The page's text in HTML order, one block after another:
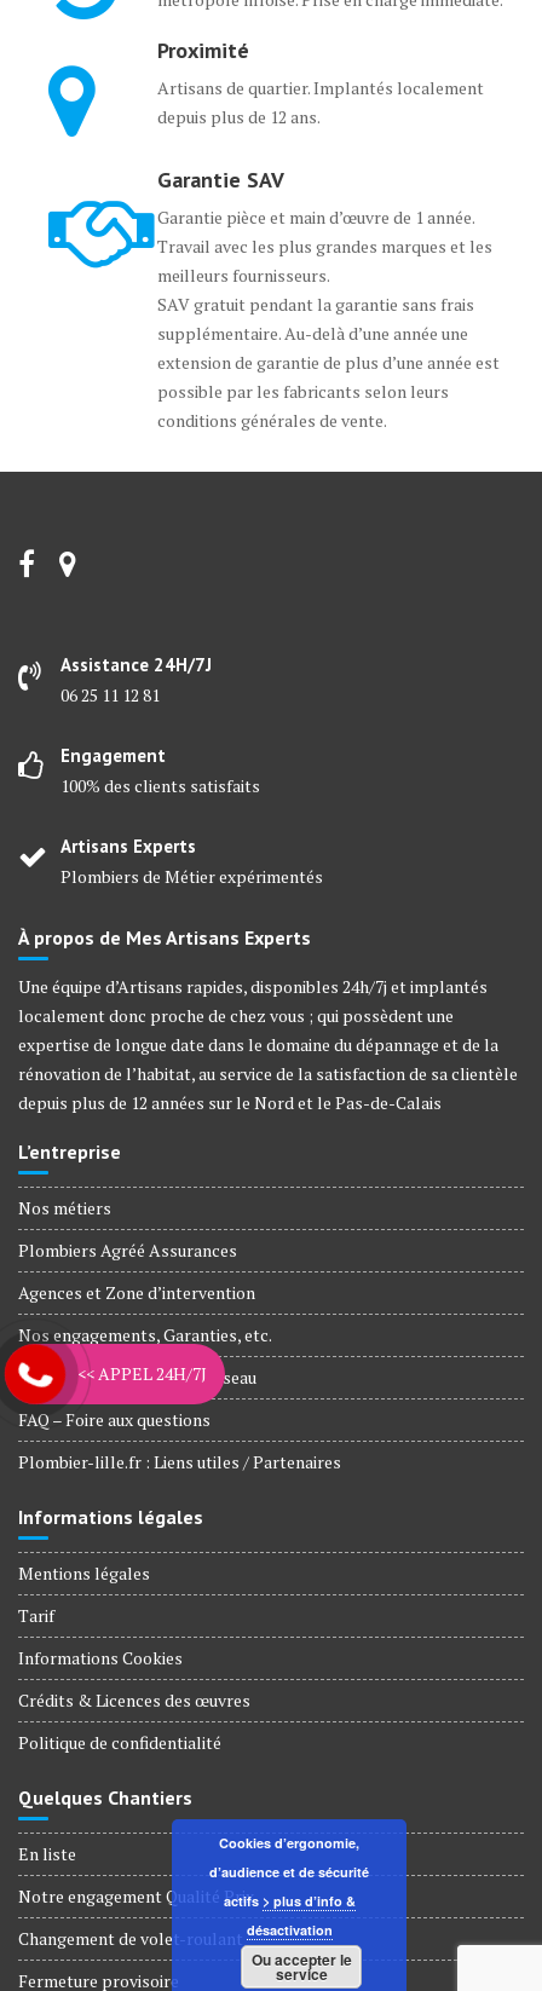
Proximité
Artisans de quartier. Implantés localement
depuis plus de 12 ans.
Garantie SAV
Garantie pièce et main d’œuvre de 1 année.
Travail avec les plus grandes marques et les
meilleurs fournisseurs.
SAV gratuit pendant la garantie sans frais
supplémentaire. Au-delà d’une année une
extension de garantie de plus d’une année est
possible par les fabricants selon leurs
conditions générales de vente.
Assistance 24H/7J
06 25 11 12 81
Engagement
100% des clients satisfaits
Artisans Experts
Plombiers de Métier expérimentés
À propos de Mes Artisans Experts
Une équipe d’Artisans rapides, disponibles 24h/7j et implantés
localement donc proche de chez vous ; qui possèdent une
expertise de longue date dans le domaine du dépannage et de la
rénovation de l’habitat, au service de la satisfaction de sa clientèle
depuis plus de 12 années sur le Nord et le Pas-de-Calais
L’entreprise
Nos métiers
Plombiers Agréé Assurances
Agences et Zone d’intervention
Nos engagements, Garanties, etc.
Artisans rejoignez notre réseau
FAQ – Foire aux questions
Plombier-lille.fr : Liens utiles / Partenaires
Informations légales
Mentions légales
Tarif
Informations Cookies
Crédits & Licences des œuvres
Politique de confidentialité
Quelques Chantiers
En liste
Notre engagement Qualité Prix
Changement de volet-roulant
Fermeture provisoire
<< APPEL 24H/7J
Cookies d’ergonomie,
d’audience et de sécurité
actifs > plus d’info &
désactivation
Ou accepter le
service